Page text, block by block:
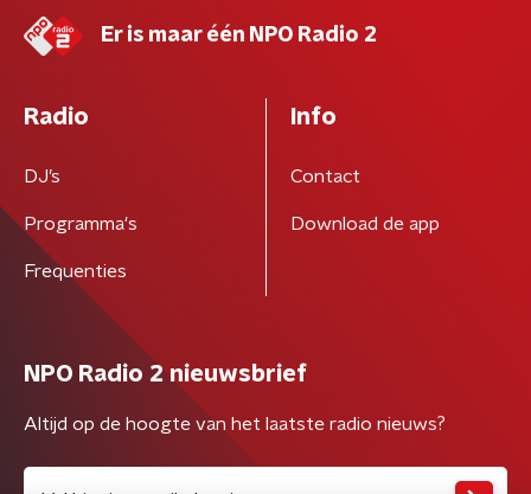
Er is maar één NPO Radio 2
Radio
DJ’s
Programma's
Frequenties
Info
Contact
Download de app
NPO Radio 2 nieuwsbrief
Altijd op de hoogte van het laatste radio nieuws?